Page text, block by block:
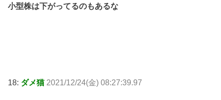
小型株は下がってるのもあるな
18: ダメ猫 2021/12/24(金) 08:27:39.97